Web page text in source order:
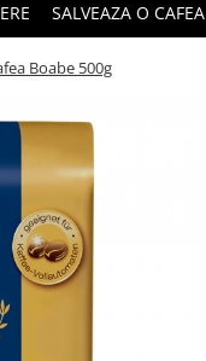
SALVEAZA O CAFEA
Boabe 500g